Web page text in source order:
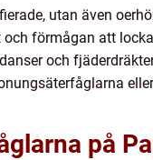
utan även
förmågan att
och
på